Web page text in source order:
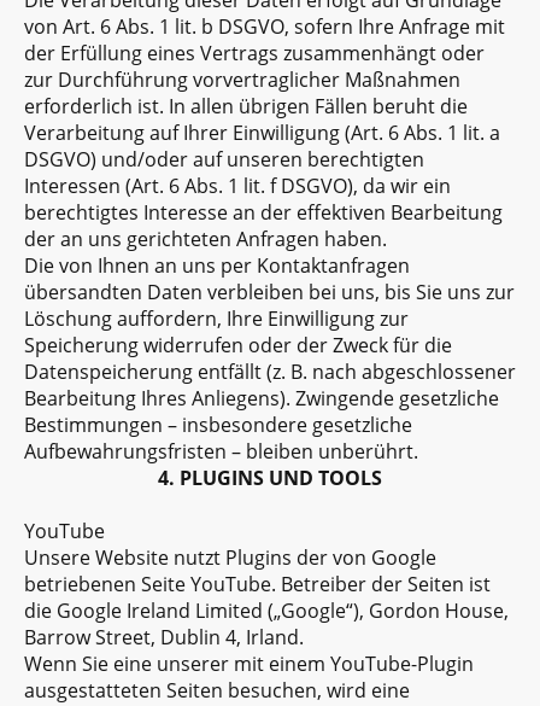
von Art. 6 Abs. 1 lit. b DSGVO, sofern Ihre Anfrage mit
der Erfüllung eines Vertrags zusammenhängt oder
zur Durchführung vorvertraglicher Maßnahmen
erforderlich ist. In allen übrigen Fällen beruht die
Verarbeitung auf Ihrer Einwilligung (Art. 6 Abs. 1 lit. a
DSGVO) und/oder auf unseren berechtigten
Interessen (Art. 6 Abs. 1 lit. f DSGVO), da wir ein
berechtigtes Interesse an der effektiven Bearbeitung
der an uns gerichteten Anfragen haben.
Die von Ihnen an uns per Kontaktanfragen
übersandten Daten verbleiben bei uns, bis Sie uns zur
Löschung auffordern, Ihre Einwilligung zur
Speicherung widerrufen oder der Zweck für die
Datenspeicherung entfällt (z. B. nach abgeschlossener
Bearbeitung Ihres Anliegens). Zwingende gesetzliche
Bestimmungen – insbesondere gesetzliche
Aufbewahrungsfristen – bleiben unberührt.
4. PLUGINS UND TOOLS
YouTube
Unsere Website nutzt Plugins der von Google
betriebenen Seite YouTube. Betreiber der Seiten ist
die Google Ireland Limited („Google“), Gordon House,
Barrow Street, Dublin 4, Irland.
Wenn Sie eine unserer mit einem YouTube-Plugin
ausgestatteten Seiten besuchen, wird eine